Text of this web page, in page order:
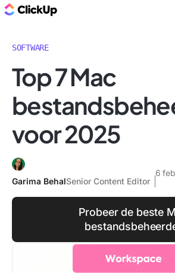
SOFTWARE
Top 7 Mac
voor 2025
Garima BehalSenior Content Editor
6
Probeer de beste